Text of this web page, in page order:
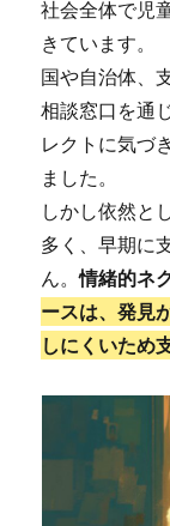
社会全体で児
きています。
国や自治体、
相談窓口を通
レクトに気づ
ました。
しかし依然と
多く、早期に
ん。情緒的ネ
ースは、発見
しにくいため